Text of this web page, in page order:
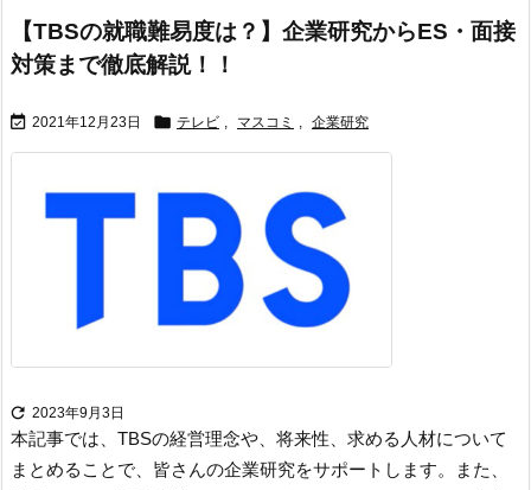
【TBSの就職難易度は？】企業研究からES・面接
対策まで徹底解説！！
 2021年12月23日  テレビ , マスコミ , 企業研究
 2023年9月3日
本記事では、TBSの経営理念や、将来性、求める人材について
まとめることで、皆さんの企業研究をサポートします。
また、